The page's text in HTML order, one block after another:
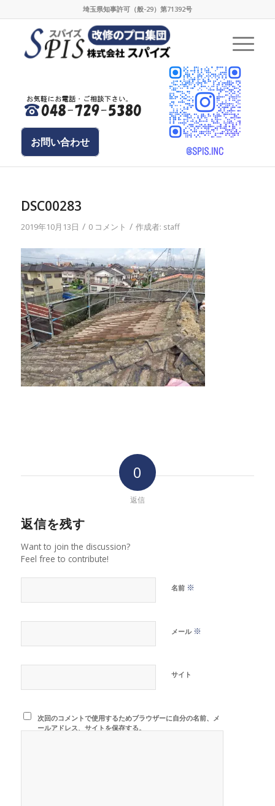
埼玉県知事許可（般-29）第71392号
お問い合わせ
DSC00283
2019年10月13日 / 0 コメント / 作成者: staff
0
返信
返信を残す
Want to join the discussion?
Feel free to contribute!
名前 ※
メール ※
サイト
次回のコメントで使用するためブラウザーに自分の名前、メ
ールアドレス、サイトを保存する。